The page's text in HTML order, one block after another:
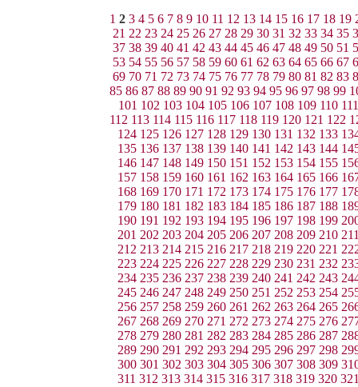
1 2 3 4 5 6 7 8 9 10 11 12 13 14 15 16 17 18 19
21 22 23 24 25 26 27 28 29 30 31 32 33 34 35
37 38 39 40 41 42 43 44 45 46 47 48 49 50 51
53 54 55 56 57 58 59 60 61 62 63 64 65 66 67
69 70 71 72 73 74 75 76 77 78 79 80 81 82 83
85 86 87 88 89 90 91 92 93 94 95 96 97 98 99
101 102 103 104 105 106 107 108 109 110 111
112 113 114 115 116 117 118 119 120 121 122
124 125 126 127 128 129 130 131 132 133
135 136 137 138 139 140 141 142 143 144
146 147 148 149 150 151 152 153 154 155
157 158 159 160 161 162 163 164 165 166
168 169 170 171 172 173 174 175 176 177
179 180 181 182 183 184 185 186 187 188
190 191 192 193 194 195 196 197 198 199
201 202 203 204 205 206 207 208 209 210
212 213 214 215 216 217 218 219 220 221
223 224 225 226 227 228 229 230 231 232
234 235 236 237 238 239 240 241 242 243
245 246 247 248 249 250 251 252 253 254
256 257 258 259 260 261 262 263 264 265
267 268 269 270 271 272 273 274 275 276
278 279 280 281 282 283 284 285 286 287
289 290 291 292 293 294 295 296 297 298
300 301 302 303 304 305 306 307 308 309
311 312 313 314 315 316 317 318 319 320